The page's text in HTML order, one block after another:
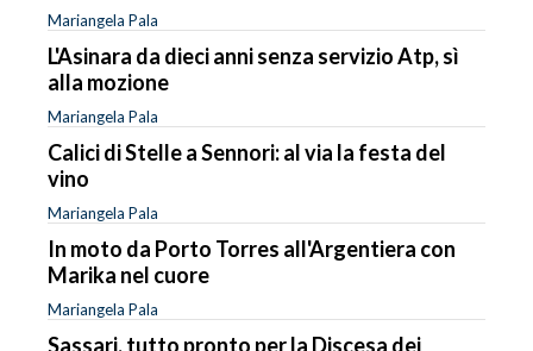
Mariangela Pala
L'Asinara da dieci anni senza servizio Atp, sì
alla mozione
Mariangela Pala
Calici di Stelle a Sennori: al via la festa del
vino
Mariangela Pala
In moto da Porto Torres all'Argentiera con
Marika nel cuore
Mariangela Pala
Sassari, tutto pronto per la Discesa dei